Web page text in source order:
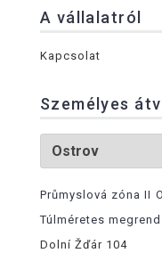
A vállalatról
Kapcsolat
Személyes
Průmyslová zóna II
Túlméretes
Dolní Žďár 104